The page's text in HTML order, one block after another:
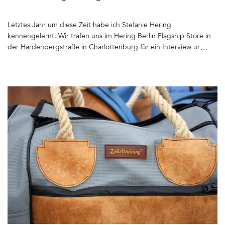
bis hoch hinauf zu den oberen Etagen leuchten Hunderte
Lampen aus klarem oder farbigem Glas und anderen Materialien.
Jeder Raum wird anders inszeniert. Wie viele Stunden, Tage, ja
überrascht werden. Wie wunderschön und sehenswert ist das
Projekt »BOCCI 79«. Omer Arbel begreift die einem Material
innewohnenden Eigenschaften als Ausgangspunkt für jegliche
Form kreativen Schaffens. Die Idee, das ehemalige
Gerichtsgebäude für die nächsten zehn Jahre in einen Ort zu
verwandeln, an dem gleichzeitig Arbeitslabor, Produktionsstätte
und Archiv Platz finden, ist großartig. Selten habe ich so ein
stimmiges und »Wunder-volles« Konzept gesehen. Und wie
bestellt kam dann zum Fotografieren noch kurz die Sonne
heraus... Mehr über BOCCI und Omer Arbel könnt Ihr auf der
Webseite der Designfirma erfahren. Bocci 79, Kantstraße 79,
10627 Berlin Nachtrag: Bocci gibt es leider nicht mehr an
diesem Ort&hellip
Letztes Jahr um diese Zeit habe ich Stefanie Hering
kennengelernt. Wir trafen uns im Hering Berlin Flagship Store in
der Hardenbergstraße in Charlottenburg für ein Interview und ein
Astoria Hotels gehörte zu der Liste der 50 inspirierenden
Designläden, die ich für mein Buch auswählte. Bei Cappuccino,
der in einer feinen Tasse aus Biskuitporzellan serviert wurde,
erzählte mir die Chefdesignerin und gelernte Keramikmeisterin
von den Anfängen der Manufaktur 1992 in Prenzlauer Berg, über
klare Formensprache und respektvollen und zeitgemäßen
Umgang mit dem Material und wie wichtig es ihr ist, dass in ihren
Produkten Handwerk und Handarbeit zu sehen und zu fühlen ist.
Die Kollektion wird immer größer. Neben Geschirr gehören
mittlerweile auch Gläser, Textilien und Leuchten zum Sortiment.
Produziert wird inzwischen nicht mehr in Berlin sondern in
Thüringen. Ganz besonders freue ich mich, dass das Haus am